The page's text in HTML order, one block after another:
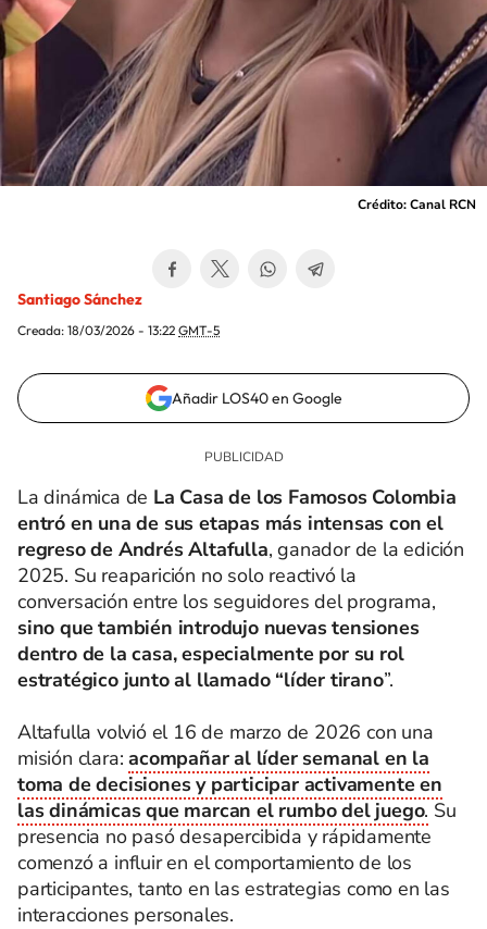
Crédito: Canal RCN
Santiago Sánchez
Creada: 18/03/2026 - 13:22 GMT-5
Añadir LOS40 en Google
La dinámica de La Casa de los Famosos Colombia
entró en una de sus etapas más intensas con el
regreso de Andrés Altafulla, ganador de la edición
2025. Su reaparición no solo reactivó la
conversación entre los seguidores del programa,
sino que también introdujo nuevas tensiones
dentro de la casa, especialmente por su rol
estratégico junto al llamado “líder tirano”.
Altafulla volvió el 16 de marzo de 2026 con una
misión clara: acompañar al líder semanal en la
toma de decisiones y participar activamente en
las dinámicas que marcan el rumbo del juego. Su
presencia no pasó desapercibida y rápidamente
comenzó a influir en el comportamiento de los
participantes, tanto en las estrategias como en las
interacciones personales.